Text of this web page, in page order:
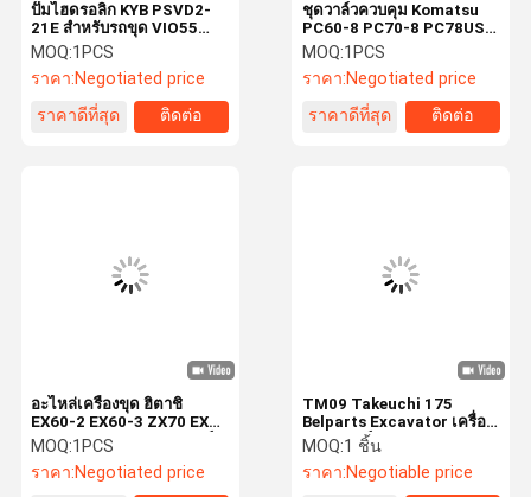
ชุดวาล์วควบคุม Komatsu
PC60-8 PC70-8 PC78US-
6 700-23-46001
MOQ:1PCS
ราคา:Negotiated price
ราคาดีที่สุด
ติดต่อ
ปั๊มไฮดรอลิก KYB PSVD2-
21E สำหรับรถขุด VIO55
VIO60-6B
MOQ:1PCS
ราคา:Negotiated price
ราคาดีที่สุด
ติดต่อ
TM09 Takeuchi 175
Belparts Excavator เครื่อง
ขุดรถยนต์ Assy Tb175
เครื่องขับเคลื่อนสุดท้าย Assy
MOQ:1 ชิ้น
ราคา:Negotiable price
อะไหล่เครื่องขุด ฮิตาชิ
EX60-2 EX60-3 ZX70 EX75
EX60-5 9190694 มอเตอร์
การเดินทางแบบไฮดรอลิก
MOQ:1PCS
ราคา:Negotiated price